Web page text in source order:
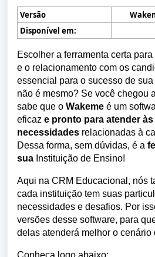
Versão
Disponível em:
Escolher a ferramenta certa
e o relacionamento com os
essencial para o sucesso de sua
não é mesmo? Se você chegou
sabe que o Wakeme é um
eficaz e pronto para atender
necessidades relacionadas à
Dessa forma, sem dúvidas, é a
sua Instituição de Ensino!
Aqui na CRM Educacional, nós
cada instituição tem suas
necessidades e desafios. Por
versões desse software, para
delas atenderá melhor o cenário
Conheça logo abaixo: